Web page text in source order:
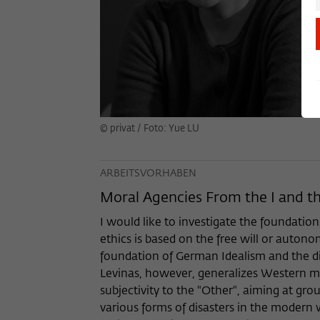
© privat / Foto: Yue LU
ARBEITSVORHABEN
Moral Agencies From the I and
I would like to investigate the
ethics is based on the free will or
foundation of German Idealism and the
Levinas, however, generalizes Western
subjectivity to the "Other", aiming at
various forms of disasters in the modern